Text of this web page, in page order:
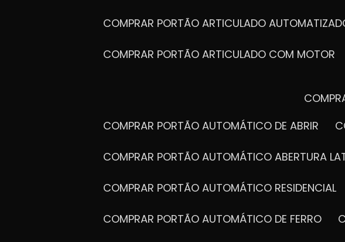
COMPRAR PORTÃO ARTICULADO
COMPRAR PORTÃO ARTICULADO COM MOTOR
COMPRAR PORTÃO AUTOMÁTICO DE ABRIR
COMPRAR PORTÃO AUTOMÁTICO ABERTURA
COMPRAR PORTÃO AUTOMÁTICO RESIDENCIAL
COMPRAR PORTÃO AUTOMÁTICO DE FERRO